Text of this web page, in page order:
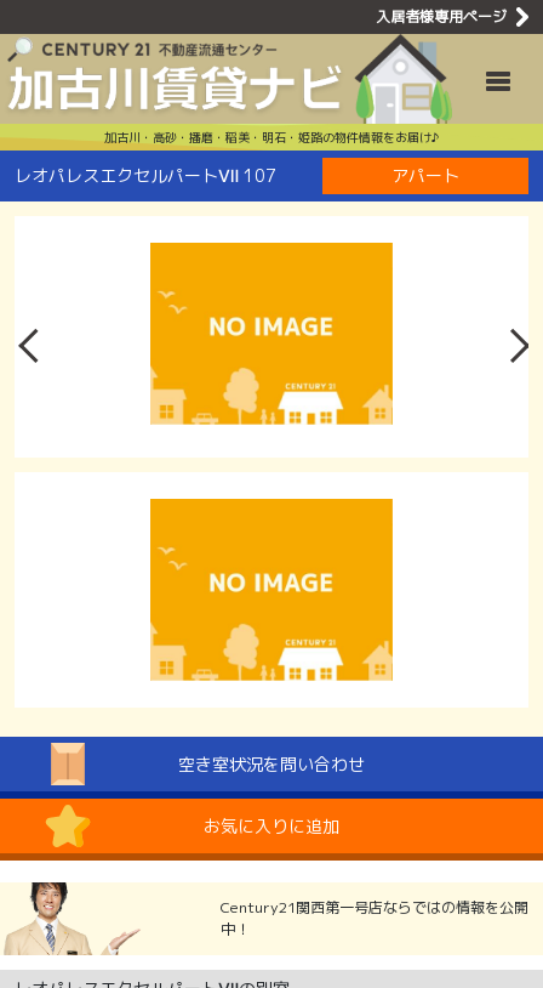
入居者様専用ページ
加古川・高砂・播磨・稲美・明石・姫路の物件情報をお届け♪
レオパレスエクセルパートⅦ 107 アパート
空き室状況を問い合わせ
お気に入りに追加
Century21関西第一号店ならではの情報を公開
中！